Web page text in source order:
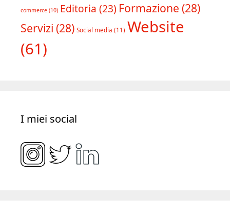
commerce (10) Editoria (23) Formazione (28)
Servizi (28) Social media (11) Website
(61)
I miei social